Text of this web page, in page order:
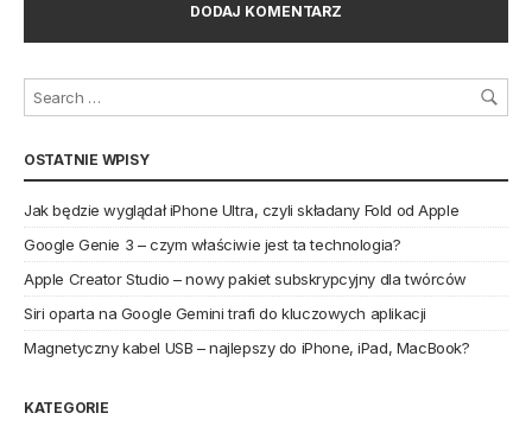
OSTATNIE WPISY
Jak będzie wyglądał iPhone Ultra, czyli składany Fold od Apple
Google Genie 3 – czym właściwie jest ta technologia?
Apple Creator Studio – nowy pakiet subskrypcyjny dla twórców
Siri oparta na Google Gemini trafi do kluczowych aplikacji
Magnetyczny kabel USB – najlepszy do iPhone, iPad, MacBook?
KATEGORIE